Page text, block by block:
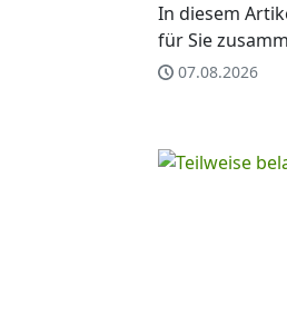
In diesem
für Sie
07.08.2026